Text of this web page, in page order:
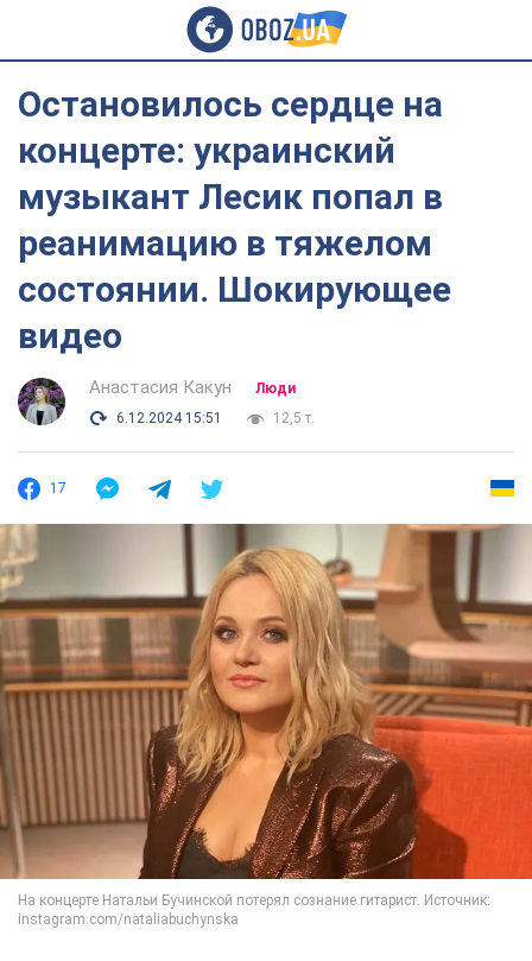
Остановилось сердце на
концерте: украинский
музыкант Лесик попал в
реанимацию в тяжелом
состоянии. Шокирующее
видео
Анастасия Какун
Люди
6.12.2024 15:51
12,5 т.
17